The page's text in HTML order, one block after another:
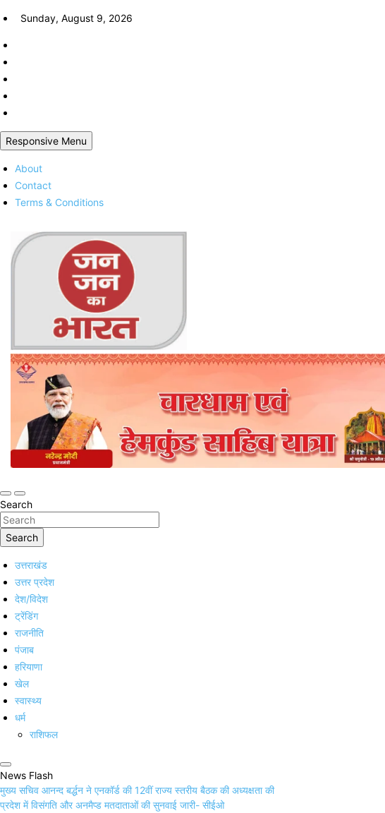
Skip
content
Sunday, August 9, 2026
Responsive Menu
About
Contact
Terms & Conditions
Jan Jan Ka Bharat
Online Trending Hindi News Website
Search
Search
उत्तराखंड
उत्तर प्रदेश
देश/विदेश
ट्रेंडिंग
राजनीति
पंजाब
हरियाणा
खेल
स्वास्थ्य
धर्म
राशिफल
News Flash
मुख्य सचिव आनन्द बर्द्धन ने एनकॉर्ड की 12वीं राज्य स्तरीय बैठक की अध्यक्षता की
प्रदेश में विसंगति और अनमैप्ड मतदाताओं की सुनवाई जारी- सीईओ